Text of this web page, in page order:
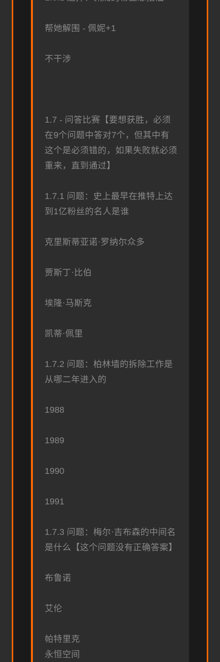
帮她解围 - 佩妮+1
不干涉
1.7 - 问答比赛【要想获胜，必须
在9个问题中答对7个，但其中有
这个是必须错的，如果失败就必须
重来，直到通过】
1.7.1 问题：史上最早在推特上达
到1亿粉丝的名人是谁
克里斯蒂亚诺·罗纳尔众多
贾斯丁·比伯
埃隆·马斯克
凯蒂·佩里
1.7.2 问题：柏林墙的拆除工作是
从哪二年进入的
1988
1989
1990
1991
1.7.3 问题：梅尔·吉布森的中间名
是什么【这个问题没有正确答案】
布鲁诺
艾伦
帕特里克
永恒空间